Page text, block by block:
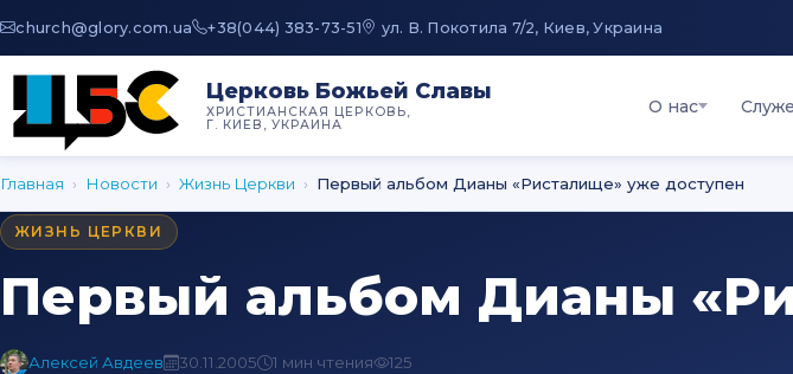
au.moc.yrolg@hcruhc +38(044) 383-73-51 ул. В. Покотила 7/2, Киев, Украина
Церковь Божьей Славы
ХРИСТИАНСКАЯ ЦЕРКОВЬ,
Г. КИЕВ, УКРАИНА
О нас
Главная › Новости › Жизнь Церкви › Первый альбом Дианы «Ристалище» уже доступен
ЖИЗНЬ ЦЕРКВИ
Первый альбом Дианы
Алексей Авдеев 30.11.2005 1 мин чтения 125